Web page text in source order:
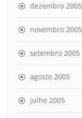
dezembro 2005
novembro 2005
setembro 2005
agosto 2005
julho 2005